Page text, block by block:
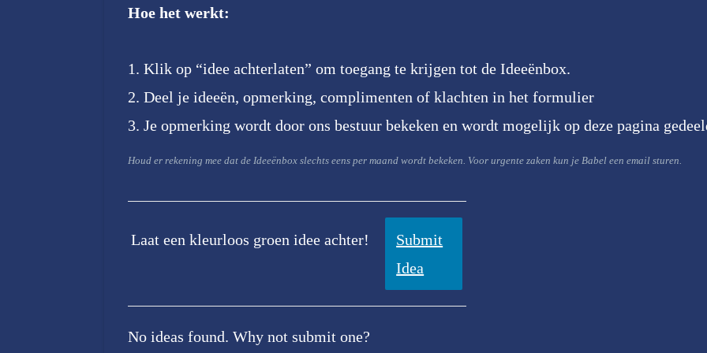
Hoe het werkt:
Klik op “idee achterlaten” om toegang te krijgen tot de Ideeënbox.
Deel je ideeën, opmerking, complimenten of klachten in het formulier
Je opmerking wordt door ons bestuur bekeken en wordt mogelijk op deze pagina
Houd er rekening mee dat de Ideeënbox slechts eens per maand wordt bekeken. Voor urgente zaken kun je Babel een email sturen.
Laat een kleurloos groen idee achter!
Submit
Idea
No ideas found. Why not submit one?